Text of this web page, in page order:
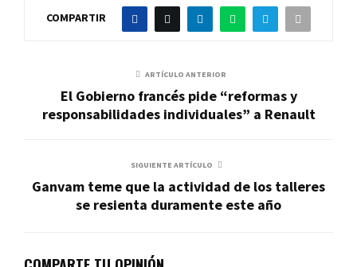
COMPARTIR
ARTÍCULO ANTERIOR
El Gobierno francés pide “reformas y
responsabilidades individuales” a Renault
SIGUIENTE ARTÍCULO
Ganvam teme que la actividad de los talleres
se resienta duramente este año